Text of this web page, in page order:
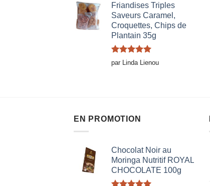
Friandises Triples
Saveurs Caramel,
Croquettes, Chips de
Plantain 35g
Note5sur
5
par Linda Lienou
EN PROMOTION
Chocolat Noir au
Moringa Nutritif ROYAL
CHOCOLATE 100g